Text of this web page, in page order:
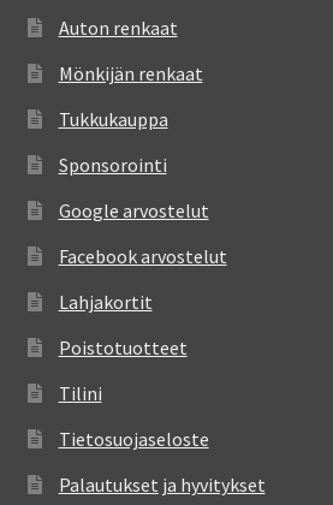
Auton renkaat
Mönkijän renkaat
Tukkukauppa
Sponsorointi
Google arvostelut
Facebook arvostelut
Lahjakortit
Poistotuotteet
Tilini
Tietosuojaseloste
Palautukset ja hyvitykset